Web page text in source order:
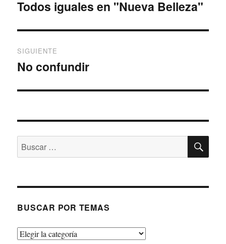
Entrada
Todos iguales en "Nueva Belleza"
SIGUIENTE
Entrada
No confundir
Buscar
por:
BUSCAR POR TEMAS
Buscar